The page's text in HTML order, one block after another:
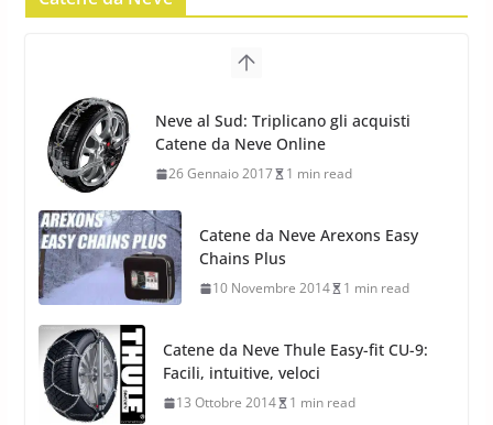
17 Febbraio 2022 6 min read
Stagioni 2022
17 Febbraio 2022
Catene da Neve Arexons Easy
Chains Plus
10 Novembre 2014 1 min read
Catene da Neve Thule Easy-fit CU-9:
Facili, intuitive, veloci
13 Ottobre 2014 1 min read
Calze da Neve Arexocks by
Arexons
26 Ottobre 2013 1 min read